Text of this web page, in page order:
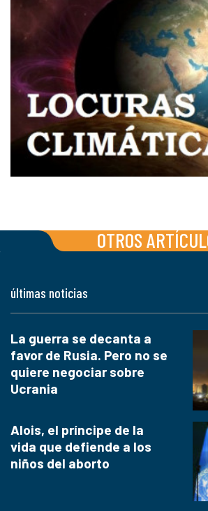
OTROS
últimas noticias
La guerra se decanta a
favor de Rusia. Pero no se
quiere negociar sobre
Ucrania
Alois, el príncipe de la
vida que defiende a los
niños del aborto